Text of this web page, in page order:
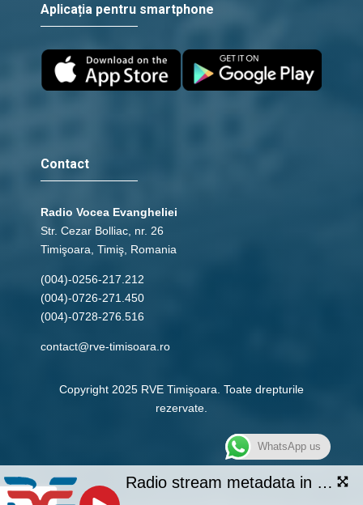
Aplicația pentru smartphone
Contact
Radio Vocea Evangheliei
Str. Cezar Bolliac, nr. 26
Timişoara, Timiş, Romania
(004)-0256-217.212
(004)-0726-271.450
(004)-0728-276.516
contact@rve-timisoara.ro
Copyright 2025 RVE Timişoara. Toate drepturile
rezervate.
Radio stream metadata in not available.
WhatsApp us